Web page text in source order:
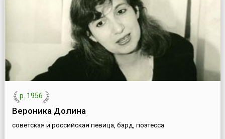
р. 1956
Вероника Долина
советская и российская певица, бард, поэтесса